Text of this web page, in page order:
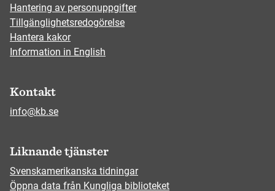
Hantering av personuppgifter
Tillgänglighetsredogörelse
Hantera kakor
Information in English
Kontakt
info@kb.se
Liknande tjänster
Svenskamerikanska tidningar
Öppna data från Kungliga biblioteket